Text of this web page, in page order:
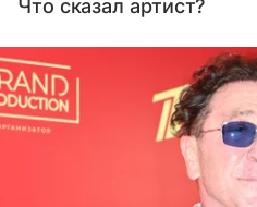
Что сказал артист?